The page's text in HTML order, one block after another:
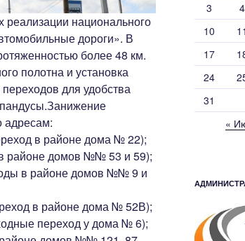
национального
дороги». В
более 48 км.
полотна и установка
для удобства
Занижение
адресам:
в районе дома № 22);
районе домов №№ 53 и 59);
в районе домов №№ 9 и
в районе дома № 52В);
переход у дома № 6);
3
4
10
11
17
24
31
«